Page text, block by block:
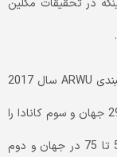
در تحقیقات مکلین
چند مورد از دپارتمان­های دانشکده مهندسی در رتبه­بندی ARWU سال 2017
امتیاز کسب کردند. و در رشته مهندسی شهری رتبه 29 جهان و سوم کانادا را
کسب کرد. در همان سال، رتبه­بندی ARWU رتبه 51 تا 75 در جهان و دوم